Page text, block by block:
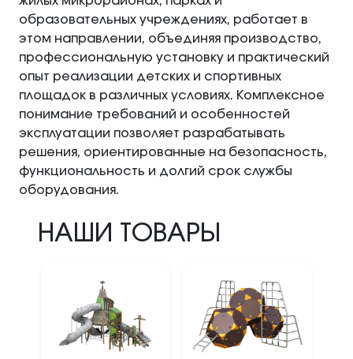
образовательных учреждениях, работает в
этом направлении, объединяя производство,
профессиональную установку и практический
опыт реализации детских и спортивных
площадок в различных условиях. Комплексное
понимание требований и особенностей
эксплуатации позволяет разрабатывать
решения, ориентированные на безопасность,
функциональность и долгий срок службы
оборудования.
НАШИ ТОВАРЫ